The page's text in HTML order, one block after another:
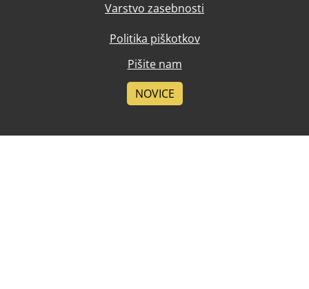
Varstvo zasebnosti
Politika piškotkov
Pišite nam
NOVICE